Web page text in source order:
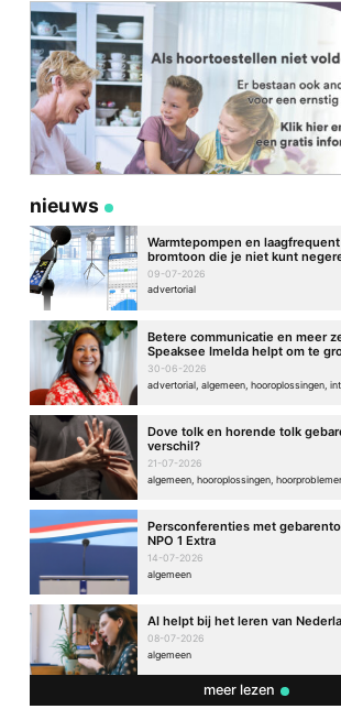
nieuws
Warmtepompen en
bromtoon die je niet kunt
09-07-2026
advertorial
Betere communicatie en meer
Speaksee Imelda helpt om te
30-06-2026
advertorial, algemeen, hooroplossingen,
Dove tolk en horende tolk
verschil?
21-07-2026
Persconferenties met
NPO 1 Extra
14-07-2026
algemeen
AI helpt bij het leren van
08-07-2026
algemeen
meer lezen